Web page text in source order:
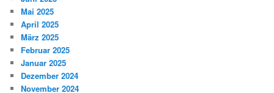
Mai 2025
April 2025
März 2025
Februar 2025
Januar 2025
Dezember 2024
November 2024